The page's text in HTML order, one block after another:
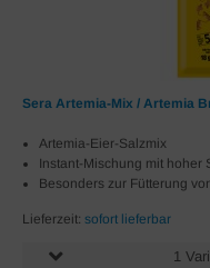
Sera Artemia-Mix / Artemia
Artemia-Eier-Salzmix
Instant-Mischung mit hoher
Besonders zur Fütterung
Lieferzeit: sofort lieferbar
1